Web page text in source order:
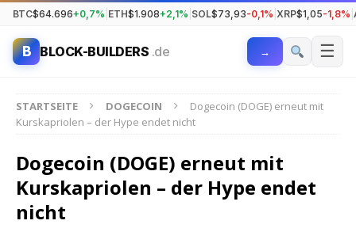
BTC$64.696+0,7% ETH$1.908+2,1% SOL$73,93-0,1% XRP$1,05-1,8%
B BLOCK-BUILDERS .de → ☰
STARTSEITE DOGECOIN
Dogecoin (DOGE) erneut mit
Kurskapriolen – der Hype endet nicht
Dogecoin (DOGE) erneut mit
Kurskapriolen – der Hype endet
nicht